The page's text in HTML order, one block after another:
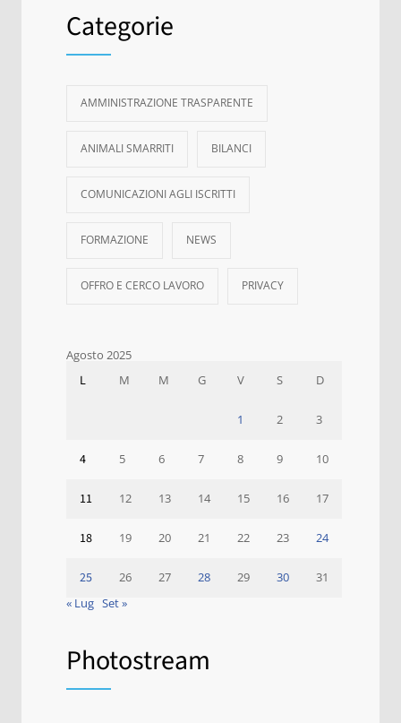
Categorie
AMMINISTRAZIONE TRASPARENTE
ANIMALI SMARRITI BILANCI
COMUNICAZIONI AGLI ISCRITTI
FORMAZIONE NEWS
OFFRO E CERCO LAVORO PRIVACY
Agosto 2025
L M M G V S D
1 2 3
4 5 6 7 8 9 10
11 12 13 14 15 16 17
18 19 20 21 22 23 24
25 26 27 28 29 30
31
« Lug Set »
Photostream